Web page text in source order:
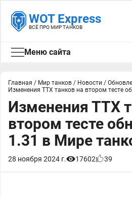
WOT Express
ВСЁ ПРО МИР ТАНКОВ
Меню сайта
Главная / Мир танков / Новости /
Изменения ТТХ танков на втором тесте
Изменения ТТХ
втором тесте
1.31 в Мире
28 ноября 2024 г. 17602 39